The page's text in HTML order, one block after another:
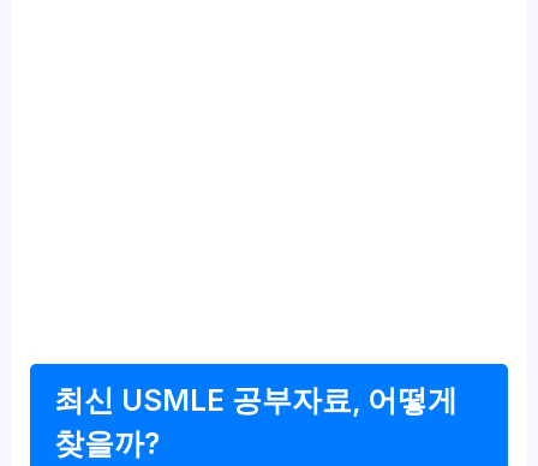
최신 USMLE 공부자료, 어떻게
찾을까?